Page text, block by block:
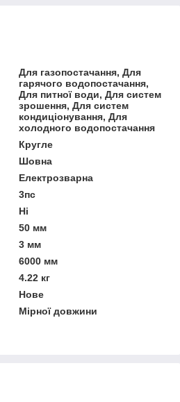
Для газопостачання, Для
гарячого водопостачання,
Для питної води, Для систем
зрошення, Для систем
кондиціонування, Для
холодного водопостачання
Кругле
Шовна
Електрозварна
3пс
Ні
50 мм
3 мм
6000 мм
4.22 кг
Нове
Мірної довжини